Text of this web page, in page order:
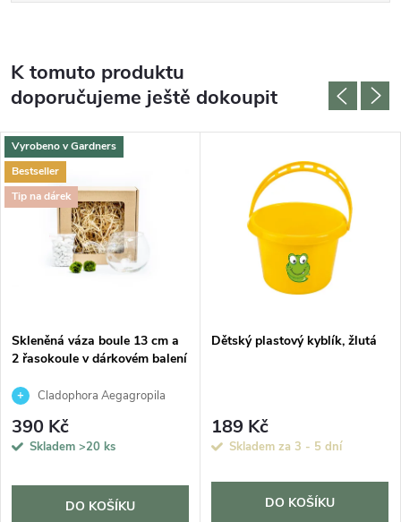
K tomuto produktu
doporučujeme ještě dokoupit
Vyrobeno v Gardners
Bestseller
Tip na dárek
Skleněná váza boule 13 cm a
2 řasokoule v dárkovém balení
Cladophora Aegagropila
390 Kč
Skladem >20 ks
DO KOŠÍKU
Dětský plastový kyblík, žlutá
189 Kč
Skladem za 3 - 5 dní
DO KOŠÍKU